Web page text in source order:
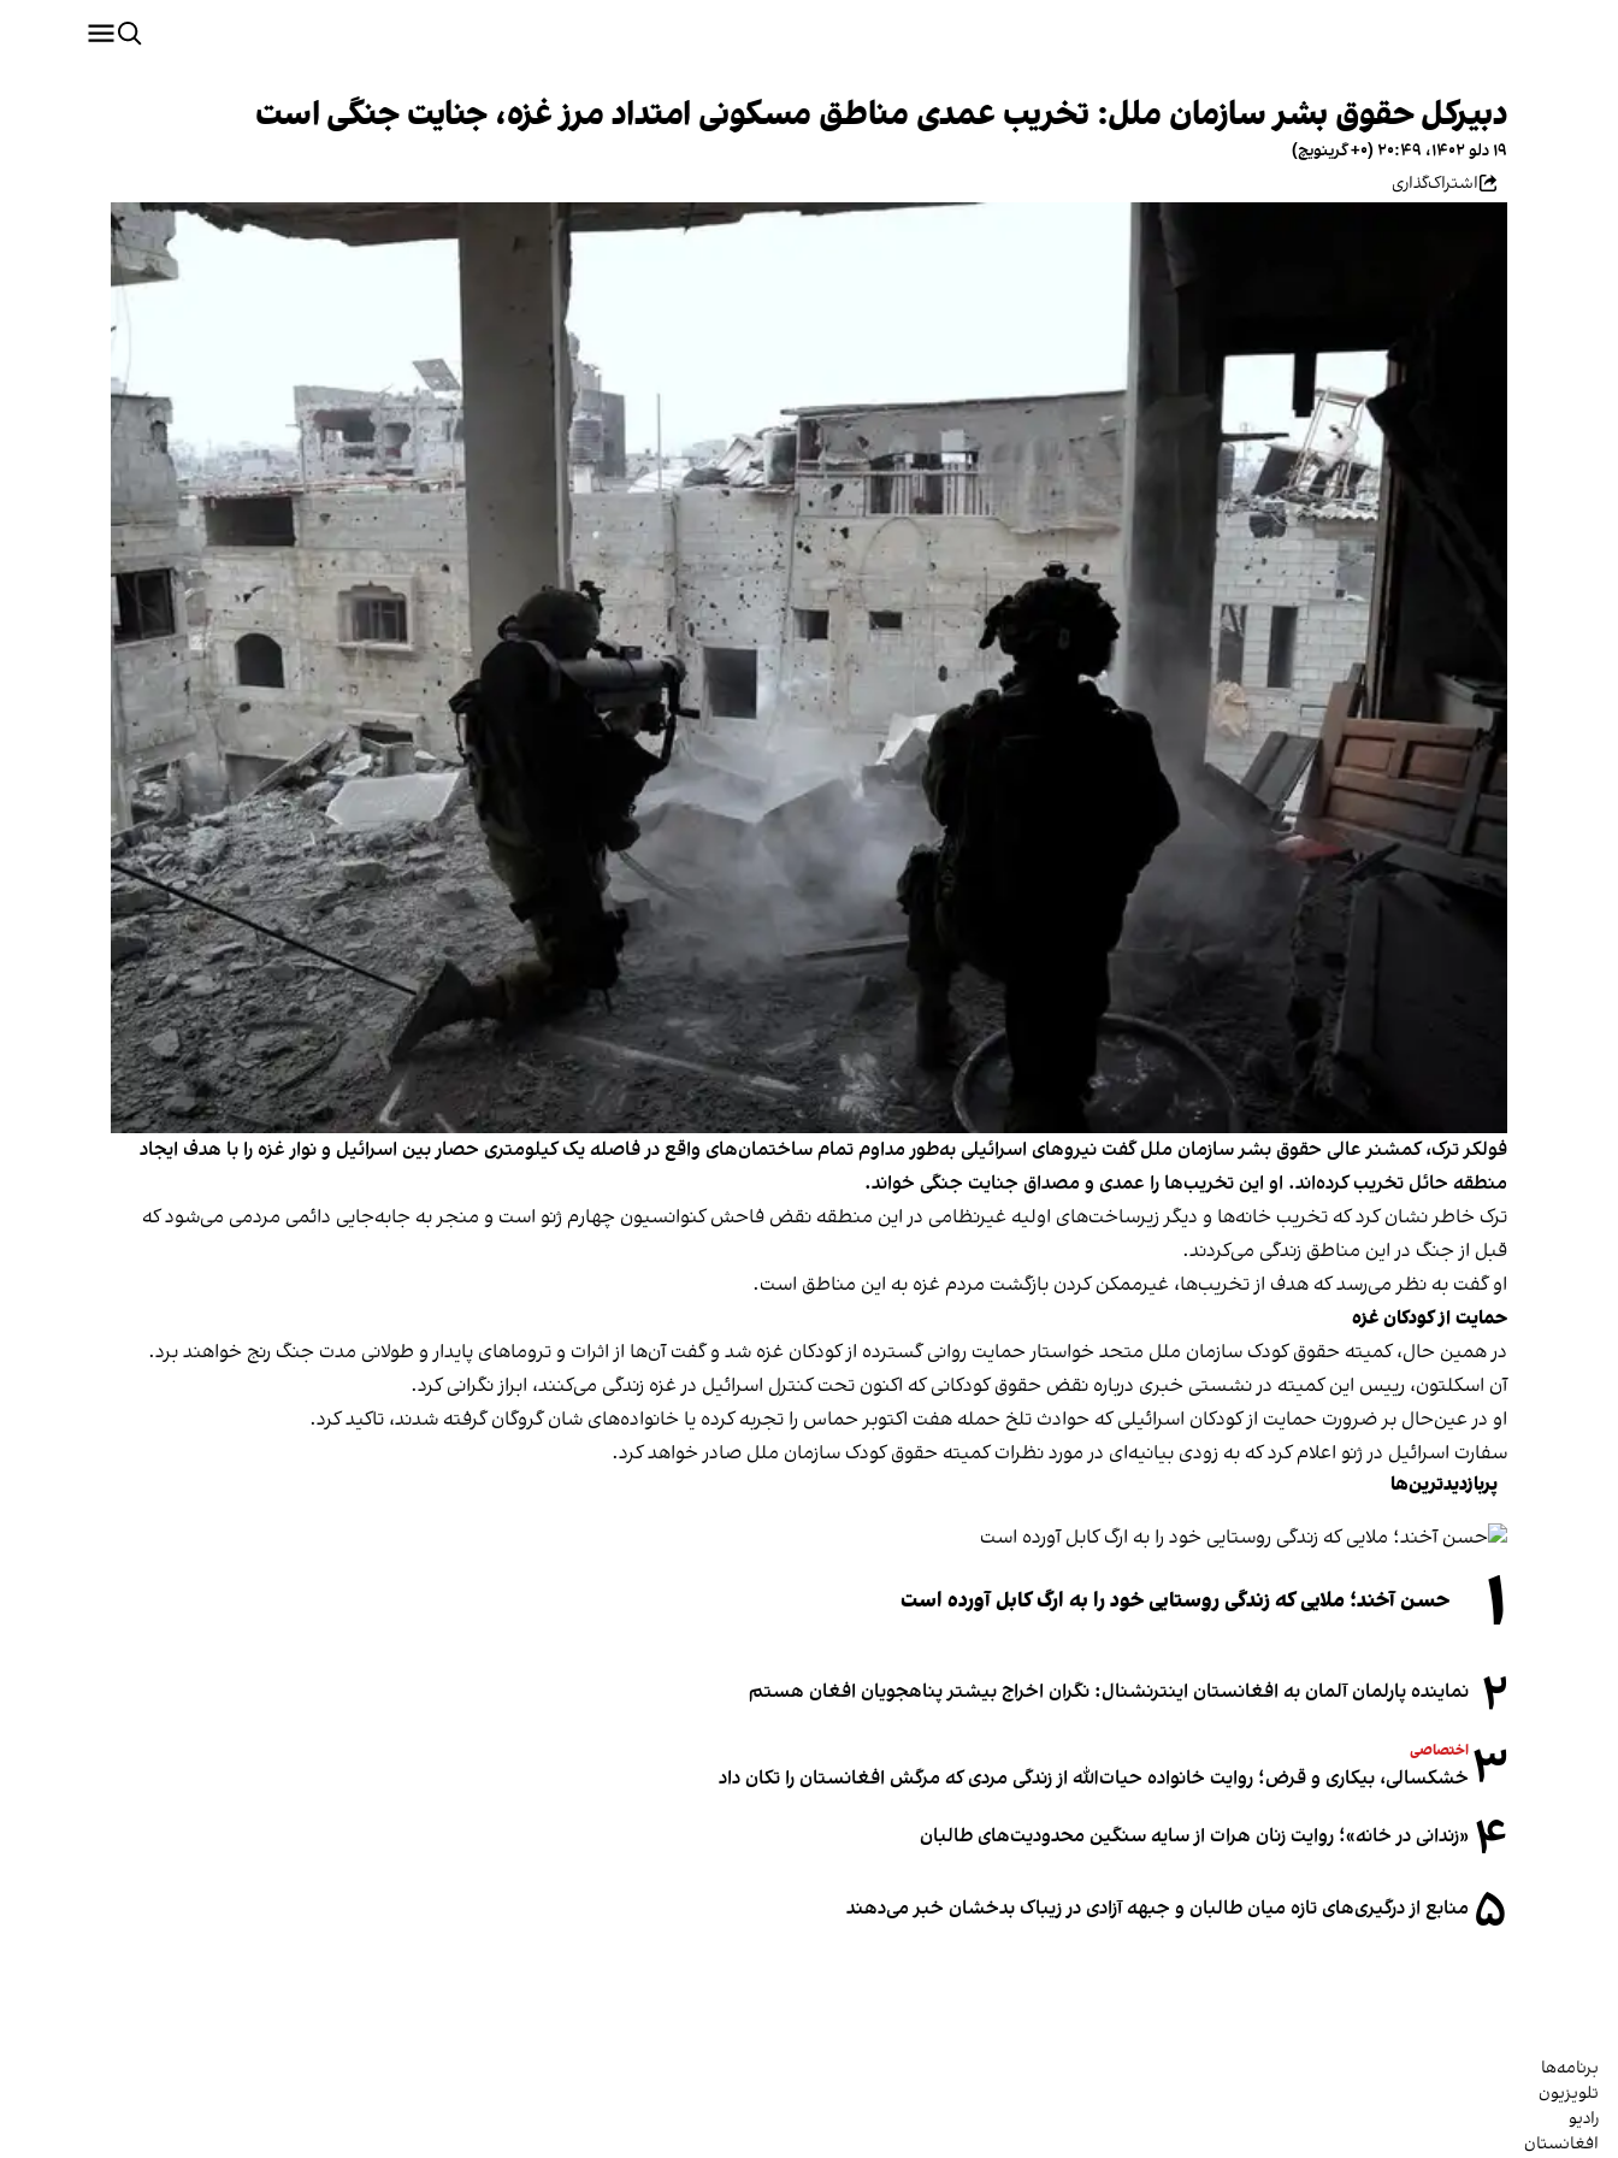
دبیرکل حقوق بشر سازمان ملل: تخریب عمدی مناطق مسکونی امتداد مرز غزه، جنایت جنگی است
۱۹ دلو ۱۴۰۲، ۲۰:۴۹ (‎+۰ گرینویچ)
اشتراک‌گذاری
فولکر ترک، کمشنر عالی حقوق بشر سازمان ملل گفت نیروهای اسرائیلی به‌طور مداوم تمام ساختمان‌های واقع در فاصله یک کیلومتری حصار بین اسرائیل و نوار غزه را با هدف ایجاد
منطقه حائل تخریب کرده‌اند. او این تخریب‌ها را عمدی و مصداق جنایت جنگی خواند.
ترک خاطر نشان کرد که تخریب خانه‌ها و دیگر زیرساخت‌های اولیه غیرنظامی در این منطقه نقض فاحش کنوانسیون چهارم ژنو است و منجر به جابه‌جایی دائمی مردمی می‌شود که
قبل از جنگ در این مناطق زندگی می‌کردند.
او گفت به نظر می‌رسد که هدف از تخریب‌ها، غیرممکن کردن بازگشت مردم غزه به این مناطق است.
حمایت از کودکان غزه
در همین حال،کمیته حقوق کودک سازمان ملل متحد خواستار حمایت روانی گسترده از کودکان غزه شد و گفت آن‌ها از اثرات و تروماهای پایدار و طولانی مدت جنگ رنج خواهند برد.
آن اسکلتون، رییس این کمیته در نشستی خبری درباره نقض حقوق کودکانی که اکنون تحت کنترل اسرائیل در غزه زندگی می‌کنند، ابراز نگرانی کرد.
او در عین‌حال بر ضرورت حمایت از کودکان اسرائیلی که حوادث تلخ حمله هفت اکتوبر حماس را تجربه کرده یا خانواده‌های شان گروگان گرفته شدند، تاکید کرد.
سفارت اسرائیل در ژنو اعلام کرد که به زودی بیانیه‌ای در مورد نظرات کمیته حقوق کودک سازمان ملل صادر خواهد کرد.
پربازدیدترین‌ها
۱ حسن آخند؛ ملایی که زندگی روستایی خود را به ارگ کابل آورده است
۲ نماینده پارلمان آلمان به افغانستان اینترنشنال: نگران اخراج بیشتر پناهجویان افغان هستم
۳ اختصاصی
خشکسالی، بیکاری و قرض؛ روایت خانواده حیات‌الله از زندگی مردی که مرگش افغانستان را تکان داد
۴ «زندانی در خانه»؛ روایت زنان هرات از سایه سنگین محدودیت‌های طالبان
۵ منابع از درگیری‌های تازه میان طالبان و جبهه آزادی در زیباک بدخشان خبر می‌دهند
برنامه‌ها
تلویزیون
رادیو
افغانستان